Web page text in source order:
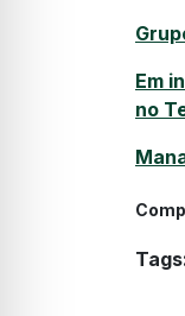
Em
no